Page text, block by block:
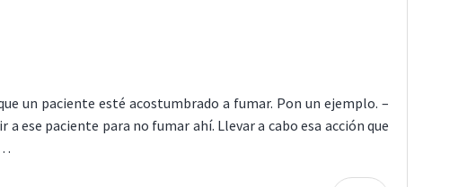
un paciente esté acostumbrado a fumar. Pon un ejemplo. –
ese paciente para no fumar ahí. Llevar a cabo esa acción que